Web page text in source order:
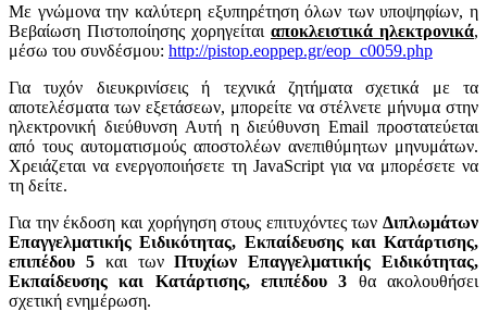
Με γνώμονα την καλύτερη εξυπηρέτηση όλων των υποψηφίων, η
Βεβαίωση Πιστοποίησης χορηγείται αποκλειστικά ηλεκτρονικά,
μέσω του συνδέσμου: http://pistop.eoppep.gr/eop_c0059.php
Για τυχόν διευκρινίσεις ή τεχνικά ζητήματα σχετικά με τα
αποτελέσματα των εξετάσεων, μπορείτε να στέλνετε μήνυμα στην
ηλεκτρονική διεύθυνση Αυτή η διεύθυνση Email προστατεύεται
από τους αυτοματισμούς αποστολέων ανεπιθύμητων μηνυμάτων.
Χρειάζεται να ενεργοποιήσετε τη JavaScript για να μπορέσετε να
τη δείτε.
Για την έκδοση και χορήγηση στους επιτυχόντες των Διπλωμάτων
Επαγγελματικής Ειδικότητας, Εκπαίδευσης και Κατάρτισης,
επιπέδου 5και τωνΠτυχίων Επαγγελματικής Ειδικότητας,
Εκπαίδευσης και Κατάρτισης, επιπέδου 3 θα ακολουθήσει
σχετική ενημέρωση.